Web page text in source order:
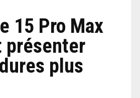
15 Pro Max
présenter
plus